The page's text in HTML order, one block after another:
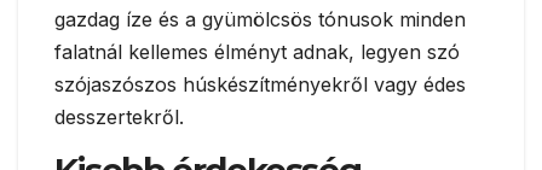
gazdag íze és a gyümölcsös tónusok minden
falatnál kellemes élményt adnak, legyen szó
szójaszószos húskészítményekről vagy édes
desszertekről.